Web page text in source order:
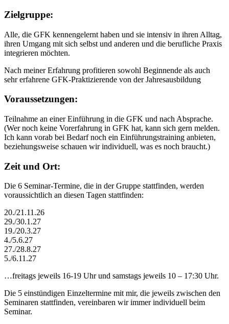
Zielgruppe:
Alle, die GFK kennengelernt haben und sie intensiv in ihren Alltag,
ihren Umgang mit sich selbst und anderen und die berufliche Praxis
integrieren möchten.
Nach meiner Erfahrung profitieren sowohl Beginnende als auch
sehr erfahrene GFK-Praktizierende von der Jahresausbildung
Voraussetzungen:
Teilnahme an einer Einführung in die GFK und nach Absprache.
(Wer noch keine Vorerfahrung in GFK hat, kann sich gern melden.
Ich kann vorab bei Bedarf noch ein Einführungstraining anbieten,
beziehungsweise schauen wir individuell, was es noch braucht.)
Zeit und Ort:
Die 6 Seminar-Termine, die in der Gruppe stattfinden, werden
voraussichtlich an diesen Tagen stattfinden:
20./21.11.26
29./30.1.27
19./20.3.27
4./5.6.27
27./28.8.27
5./6.11.27
…freitags jeweils 16-19 Uhr und samstags jeweils 10 – 17:30 Uhr.
Die 5 einstündigen Einzeltermine mit mir, die jeweils zwischen den
Seminaren stattfinden, vereinbaren wir immer individuell beim
Seminar.